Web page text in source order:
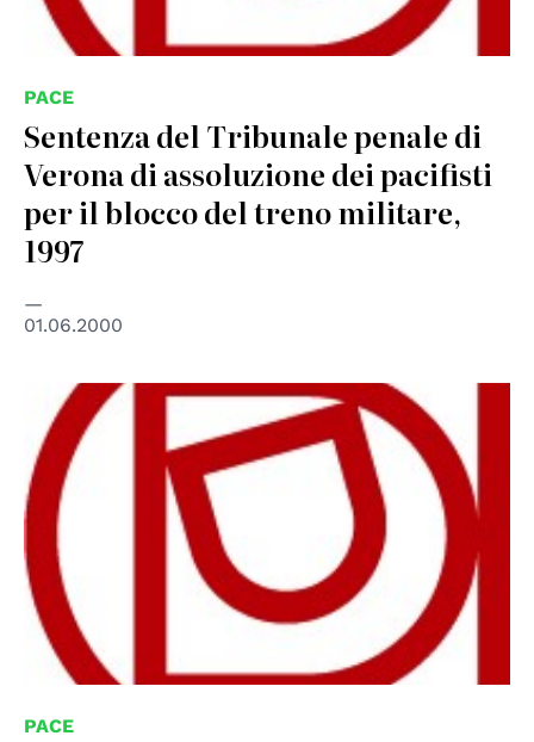
PACE
Sentenza del Tribunale penale di
Verona di assoluzione dei paciﬁsti
per il blocco del treno militare,
1997
01.06.2000
PACE